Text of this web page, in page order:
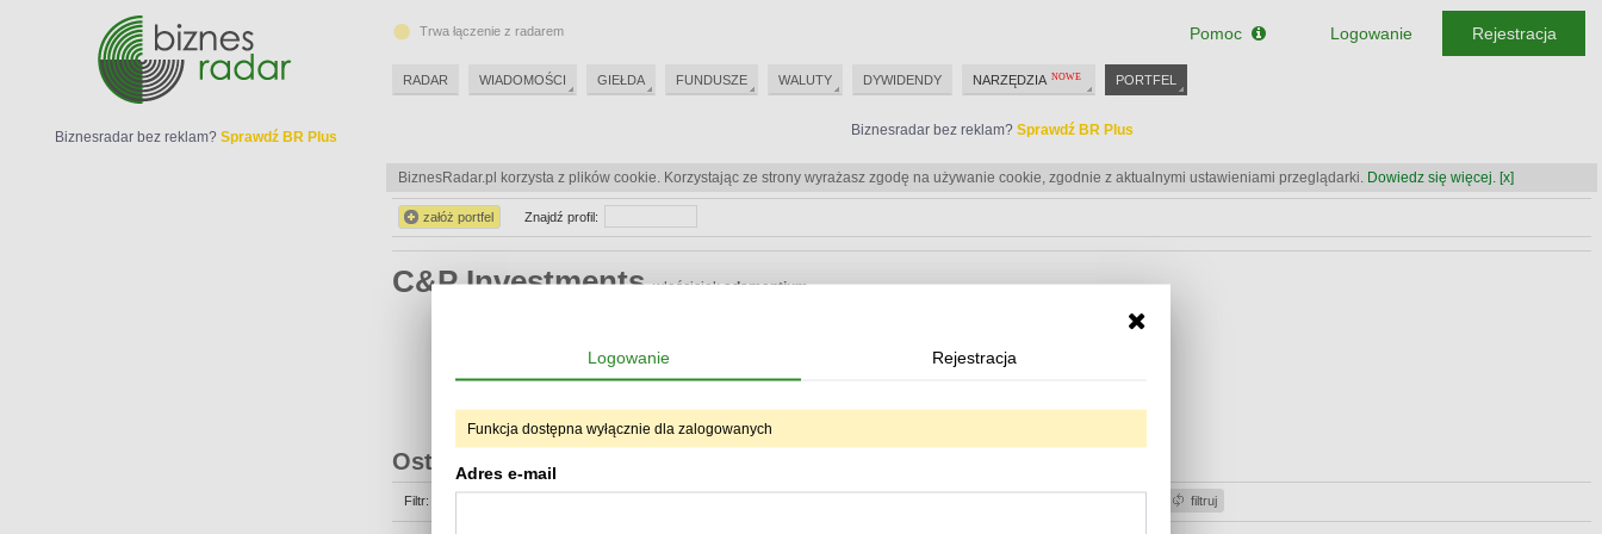
Biznesradar bez reklam? Sprawdź BR Plus
BiznesRadar.pl korzysta z plików cookie. Korzystając ze strony wyrażasz zgodę na używanie cookie, zgodnie z aktualnymi ustawieniami przeglądarki. Dowiedz się więcej. [x]
załóż portfel Znajdź profil:
C&P Investmentswłaściciel:adamantium
Sprawdź BR Plus
Ostatnie operacje
Filtr: filtruj
Biznesradar bez reklam? Sprawdź BR Plus
Trwa łączenie z radarem
RADAR WIADOMOŚCI GIEŁDA FUNDUSZE WALUTY DYWIDENDY NARZĘDZIA PORTFEL
Pomoc Logowanie Rejestracja
Logowanie Rejestracja
Funkcja dostępna wyłącznie dla zalogowanych
Adres e-mail